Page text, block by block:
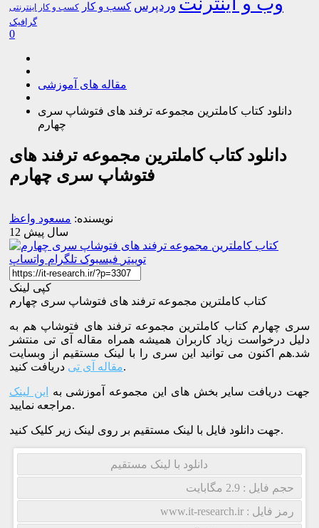
وردپرس کسب و کار کسب و کار اینترنتی
گرافیک
0
مقاله های آموزشی
دانلود کتاب کاملترین مجموعه ترفند های فتوشاپ سری
چهارم
دانلود کتاب کاملترین مجموعه ترفند های
فتوشاپ سری چهارم
نویسنده: مسعود واعظ
12 سال پیش
توییتر فیسبوک تلگرام واتساپ
کپی لینک
کتاب کاملترین مجموعه ترفند های فتوشاپ سری چهارم
سری چهارم کتاب کاملترین مجموعه ترفند های فتوشاپ هم به
دلیل درخواست زیاد کاربران همیشه همراه مقاله آی تی منتشر
شد.هم اکنون می توانید این سری را با لینک مستقیم از وبسایت
مقاله آی تیدریافت کنید.
جهت دریافت سایر بخش های این مجموعه آموزشی به
این لینک
مراجعه نمایید.
جهت دانلود فایل با لینک مستقیم بر روی لینک زیر کلیک کنید.
دانلود با لینک مستقیم
حجم فایل : 2.9 مگابایت
رمز فایل : www.it-research.ir